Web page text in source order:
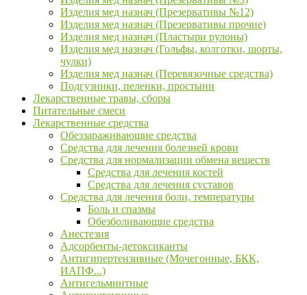
Изделия мед назнач (Презервативы №12)
Изделия мед назнач (Презервативы прочие)
Изделия мед назнач (Пластыри рулоны)
Изделия мед назнач (Гольфы, колготки, шорты,
чулки)
Изделия мед назнач (Перевязочные средства)
Подгузники, пеленки, простыни
Лекарственные травы, сборы
Питательные смеси
Лекарственные средства
Обеззараживающие средства
Средства для лечения болезней крови
Средства для нормализации обмена веществ
Средства для лечения костей
Средства для лечения суставов
Средства для лечения боли, температуры
Боль и спазмы
Обезболивающие средства
Анестезия
Адсорбенты-детоксиканты
Антигипертензивные (Мочегонные, БКК,
ИАПФ...)
Антигельминтные